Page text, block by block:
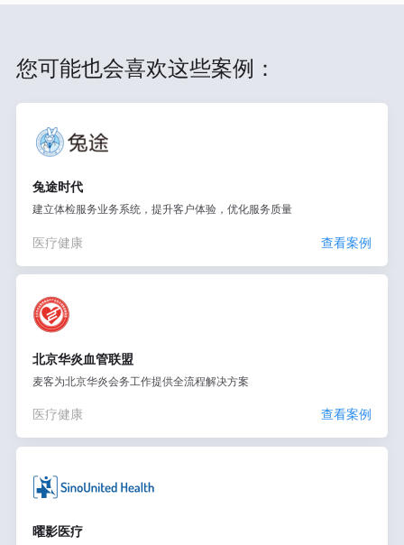
您可能也会喜欢这些案例：
兔途时代
建立体检服务业务系统，提升客户体验，优化服务质量
医疗健康 查看案例
北京华炎血管联盟
麦客为北京华炎会务工作提供全流程解决方案
医疗健康 查看案例
曜影医疗